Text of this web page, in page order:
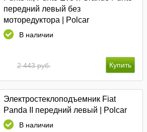
передний левый без
моторедуктора | Polcar
В наличии
2 443 руб.
Электростеклоподъемник Fiat
Panda II передний левый | Polcar
В наличии